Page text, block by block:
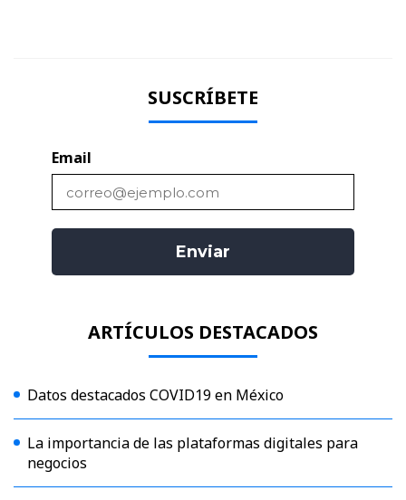
SUSCRÍBETE
Email
ARTÍCULOS DESTACADOS
Datos destacados COVID19 en México
La importancia de las plataformas digitales para
negocios